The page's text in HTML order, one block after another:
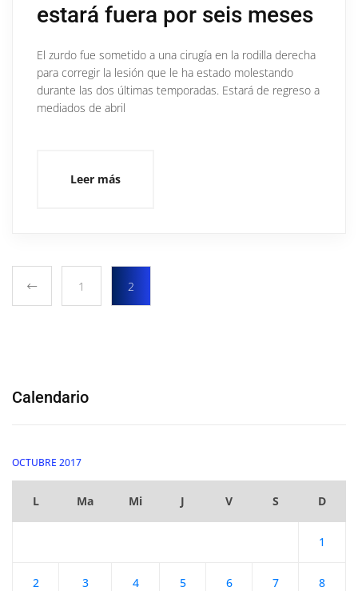
estará fuera por seis meses
El zurdo fue sometido a una cirugía en la rodilla derecha
para corregir la lesión que le ha estado molestando
durante las dos últimas temporadas. Estará de regreso a
mediados de abril
Leer más
1 2
Calendario
OCTUBRE 2017
L Ma Mi J V S D
1
2 3 4 5 6 7 8